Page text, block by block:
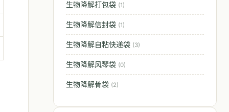
生物降解打包袋 (1)
生物降解信封袋 (1)
生物降解自粘快递袋 (3)
生物降解风琴袋 (0)
生物降解骨袋 (2)